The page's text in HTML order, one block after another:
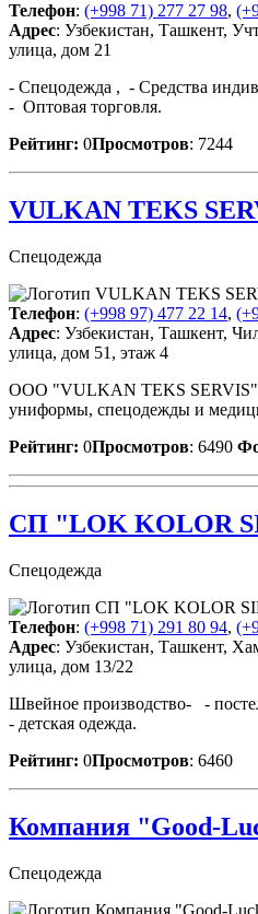
Телефон: (+998 71) 277 27 98,
Адрес: Узбекистан, Ташкент,
улица, дом 21
- Спецодежда , - Средства
- Оптовая торговля.
Рейтинг: 0Просмотров: 7244
VULKAN TEKS
Спецодежда
Телефон: (+998 97) 477 22 14,
Адрес: Узбекистан, Ташкент,
улица, дом 51, этаж 4
ООО "VULKAN TEKS SERVIS"
униформы, спецодежды и
Рейтинг: 0Просмотров: 6490
СП "LOK KOLOR
Спецодежда
Телефон: (+998 71) 291 80 94,
Адрес: Узбекистан, Ташкент,
улица, дом 13/22
Швейное производство- -
- детская одежда.
Рейтинг: 0Просмотров: 6460
Компания "Good-
Спецодежда